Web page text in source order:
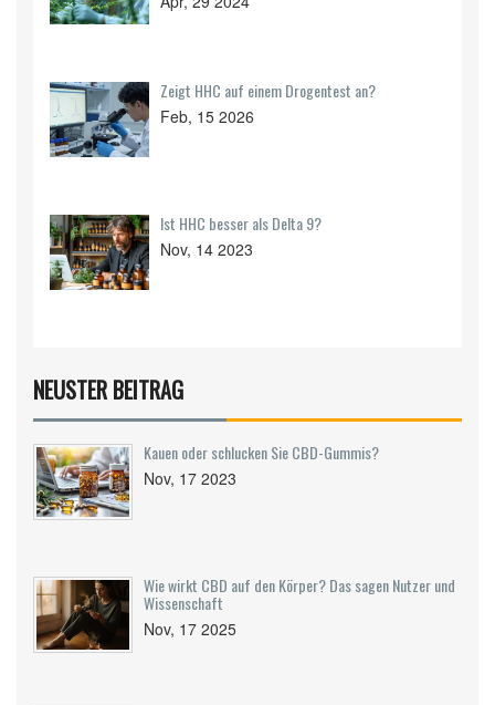
Zeigt HHC auf einem Drogentest an?
Feb, 15 2026
Ist HHC besser als Delta 9?
Nov, 14 2023
NEUSTER BEITRAG
Kauen oder schlucken Sie CBD-Gummis?
Nov, 17 2023
Wie wirkt CBD auf den Körper? Das sagen Nutzer und
Wissenschaft
Nov, 17 2025